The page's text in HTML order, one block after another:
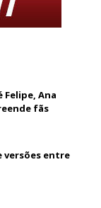
Felipe, Ana
fãs
versões entre